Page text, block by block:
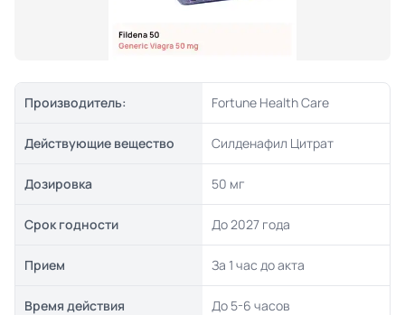
Производитель: Fortune Health Care
Действующие вещество Силденафил Цитрат
Дозировка 50 мг
Срок годности До 2027 года
Прием За 1 час до акта
Время действия До 5-6 часов